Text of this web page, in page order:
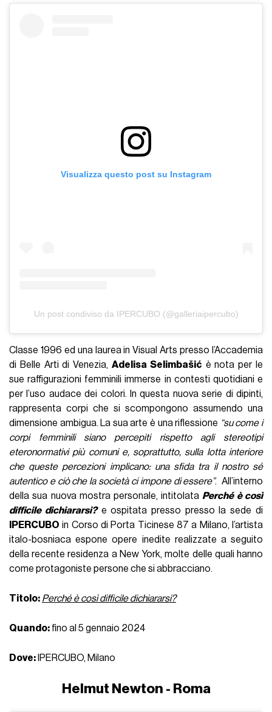
Visualizza questo post su Instagram
Un post condiviso da IPERCUBO (@galleriaipercubo)
Classe 1996 ed una laurea in Visual Arts presso l’Accademia
di Belle Arti di Venezia, Adelisa Selimbašić è nota per le
sue raffigurazioni femminili immerse in contesti quotidiani e
per l’uso audace dei colori. In questa nuova serie di dipinti,
rappresenta corpi che si scompongono assumendo una
dimensione ambigua. La sua arte è una riflessione “su come i
corpi femminili siano percepiti rispetto agli stereotipi
eteronormativi più comuni e, soprattutto, sulla lotta interiore
che queste percezioni implicano: una sfida tra il nostro sé
autentico e ciò che la società ci impone di essere”. All’interno
della sua nuova mostra personale, intitolataPerché è così
difficile dichiararsi?e ospitata presso presso la sede di
IPERCUBO in Corso di Porta Ticinese 87 a Milano, l’artista
italo-bosniaca espone opere inedite realizzate a seguito
della recente residenza a New York, molte delle quali hanno
come protagoniste persone che si abbracciano.
Titolo: Perché è così difficile dichiararsi?
Quando: fino al 5 gennaio 2024
Dove: IPERCUBO, Milano
Helmut Newton - Roma